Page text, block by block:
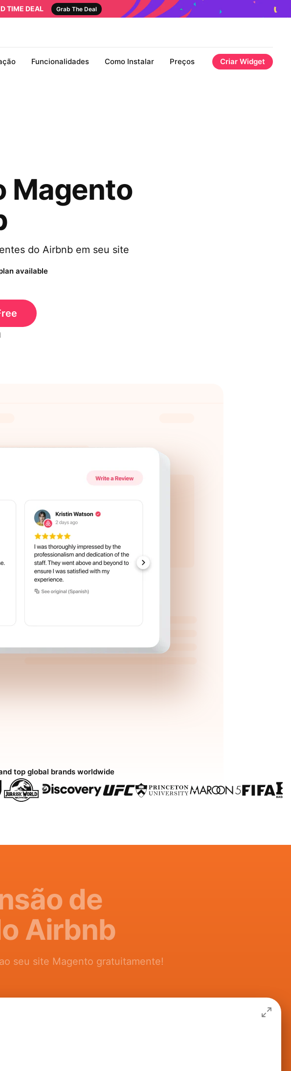
TIME DEAL Grab The Deal
Funcionalidades Como Instalar Preços Criar Widget
Magento
do Airbnb em seu site
available
top global brands worldwide
de
Airbnb
seu site Magento gratuitamente!